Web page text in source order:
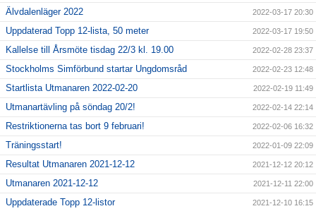
Älvdalenläger 2022 2022-03-17 20:30
Uppdaterad Topp 12-lista, 50 meter 2022-03-17 19:50
Kallelse till Årsmöte tisdag 22/3 kl. 19.00 2022-02-28 23:37
Stockholms Simförbund startar Ungdomsråd 2022-02-23 12:48
Startlista Utmanaren 2022-02-20 2022-02-19 11:49
Utmanartävling på söndag 20/2! 2022-02-14 22:14
Restriktionerna tas bort 9 februari! 2022-02-06 16:32
Träningsstart! 2022-01-09 22:09
Resultat Utmanaren 2021-12-12 2021-12-12 20:12
Utmanaren 2021-12-12 2021-12-11 22:00
Uppdaterade Topp 12-listor 2021-12-10 16:15